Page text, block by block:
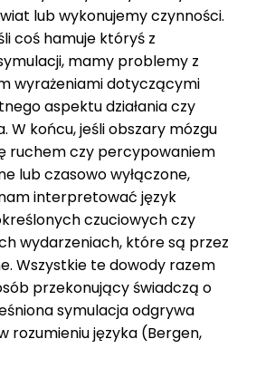
lub wykonujemy czynności.
coś hamuje któryś z
mamy problemy z
wyrażeniami dotyczącymi
aspektu działania czy
W końcu, jeśli obszary mózgu
ruchem czy percypowaniem
lub czasowo wyłączone,
interpretować język
czuciowych czy
wydarzeniach, które są przez
Wszystkie te dowody razem
przekonujący świadczą o
symulacja odgrywa
rozumieniu języka (Bergen,